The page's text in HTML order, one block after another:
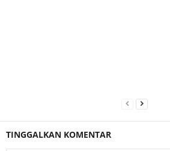
TINGGALKAN KOMENTAR